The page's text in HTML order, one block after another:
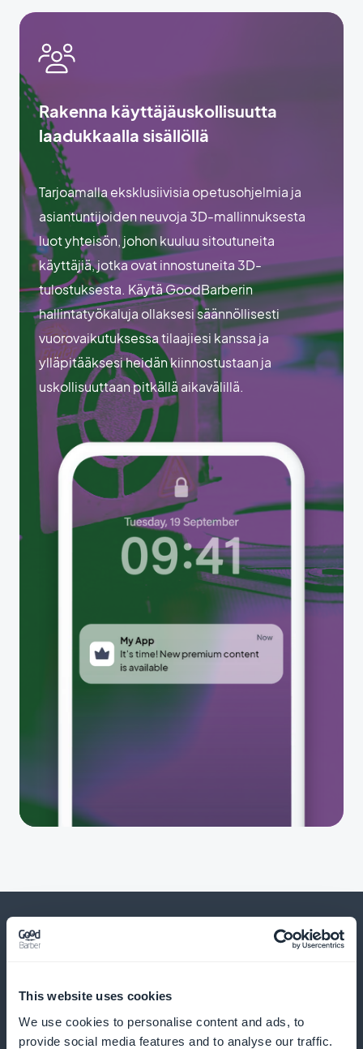
This website uses cookies
We use cookies to personalise content and ads, to
provide social media features and to analyse our traffic.
Rakenna käyttäjäuskollisuutta
laadukkaalla sisällöllä
Tarjoamalla eksklusiivisia opetusohjelmia ja
asiantuntijoiden neuvoja 3D-mallinnuksesta
luot yhteisön, johon kuuluu sitoutuneita
käyttäjiä, jotka ovat innostuneita 3D-
tulostuksesta. Käytä GoodBarberin
hallintatyökaluja ollaksesi säännöllisesti
vuorovaikutuksessa tilaajiesi kanssa ja
ylläpitääksesi heidän kiinnostustaan ja
uskollisuuttaan pitkällä aikavälillä.